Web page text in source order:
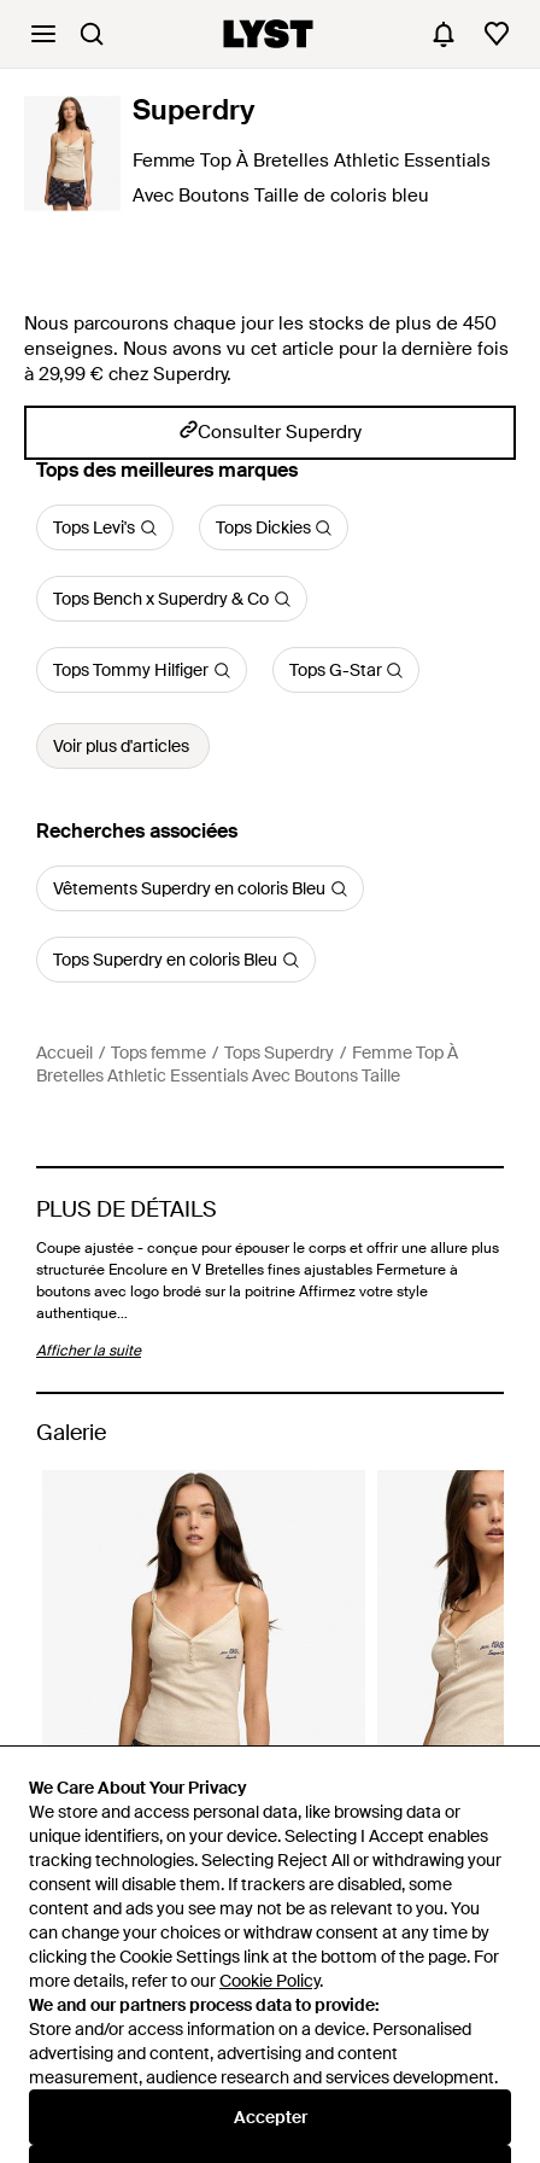
We Care About Your Privacy
We store and access personal data, like browsing data or
unique identifiers, on your device. Selecting I Accept enables
tracking technologies. Selecting Reject All or withdrawing your
consent will disable them. If trackers are disabled, some
content and ads you see may not be as relevant to you. You
can change your choices or withdraw consent at any time by
clicking the Cookie Settings link at the bottom of the page. For
more details, refer to ourCookie Policy.
We and our partners process data to provide:
Store and/or access information on a device. Personalised
advertising and content, advertising and content
measurement, audience research and services development.
Accepter
Superdry
Femme Top À Bretelles Athletic Essentials
Avec Boutons Taille de coloris bleu
Nous parcourons chaque jour les stocks de plus de 450
enseignes. Nous avons vu cet article pour la dernière fois
à 29,99 € chez Superdry.
Consulter Superdry
‪Tops‬ des meilleures marques
Tops Levi's Tops Dickies
Tops Bench x Superdry & Co
Tops Tommy Hilfiger Tops G-Star
Voir plus d'articles
Recherches associées
Vêtements Superdry en coloris Bleu
Tops Superdry en coloris Bleu
Accueil Tops femme Tops Superdry
Femme Top À
Bretelles Athletic Essentials Avec Boutons Taille
PLUS DE DÉTAILS
Coupe ajustée - conçue pour épouser le corps et offrir une allure plus
structurée Encolure en V Bretelles fines ajustables Fermeture à
boutons avec logo brodé sur la poitrine Affirmez votre style
authentique…
Afficher la suite
Galerie
Vendu précédemment chez :Superdry